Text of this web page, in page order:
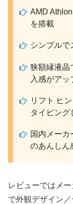
AMD
を搭載
シンプルで
狭額縁液晶
入感がアッ
リフト ヒ
タイピング
国内メーカ
のあんしん
レビューではメ
で外観デザイン